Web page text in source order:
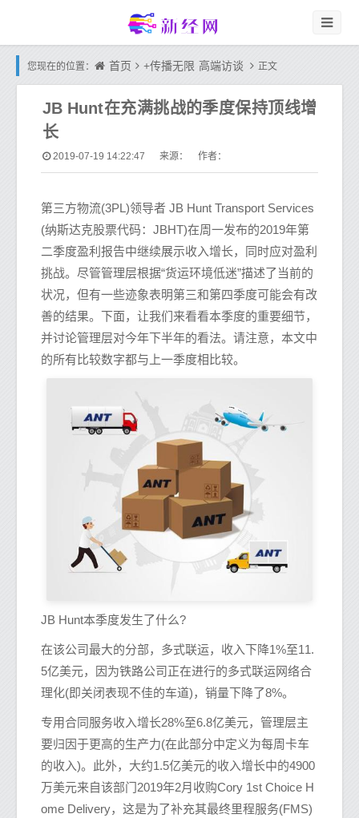
您现在的位置： 首页 +传播无限 高端访谈 正文
JB Hunt在充满挑战的季度保持顶线增
长
2019-07-19 14:22:47 来源： 作者：
第三方物流(3PL)领导者 JB Hunt Transport Services
(纳斯达克股票代码：JBHT)在周一发布的2019年第
二季度盈利报告中继续展示收入增长，同时应对盈利
挑战。尽管管理层根据“货运环境低迷”描述了当前的
状况，但有一些迹象表明第三和第四季度可能会有改
善的结果。下面，让我们来看看本季度的重要细节，
并讨论管理层对今年下半年的看法。请注意，本文中
的所有比较数字都与上一季度相比较。
JB Hunt本季度发生了什么?
在该公司最大的分部，多式联运，收入下降1%至11.
5亿美元，因为铁路公司正在进行的多式联运网络合
理化(即关闭表现不佳的车道)，销量下降了8%。
专用合同服务收入增长28%至6.8亿美元，管理层主
要归因于更高的生产力(在此部分中定义为每周卡车
的收入)。此外，大约1.5亿美元的收入增长中的4900
万美元来自该部门2019年2月收购Cory 1st Choice H
ome Delivery，这是为了补充其最终里程服务(FMS)